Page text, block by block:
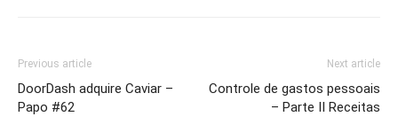
Previous article
DoorDash adquire Caviar –
Papo #62
Next article
Controle de gastos pessoais
– Parte II Receitas